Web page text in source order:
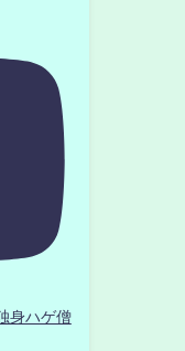
身ハゲ僧